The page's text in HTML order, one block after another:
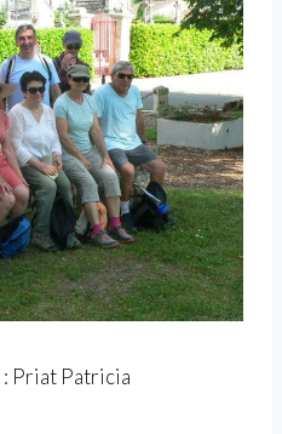
: Priat Patricia